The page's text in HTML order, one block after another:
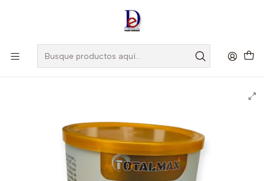
, Si eres nuevo regístrate
GANUDERMUS MELENA DE LEON X 450 GR- COLOSTRO BOVINO+
BETAGLUCANOS DE GANODERMA+HONGO SHIITAKE- VITAMINAS
Y MINERALES- TOTALMAX- UBI 4-F